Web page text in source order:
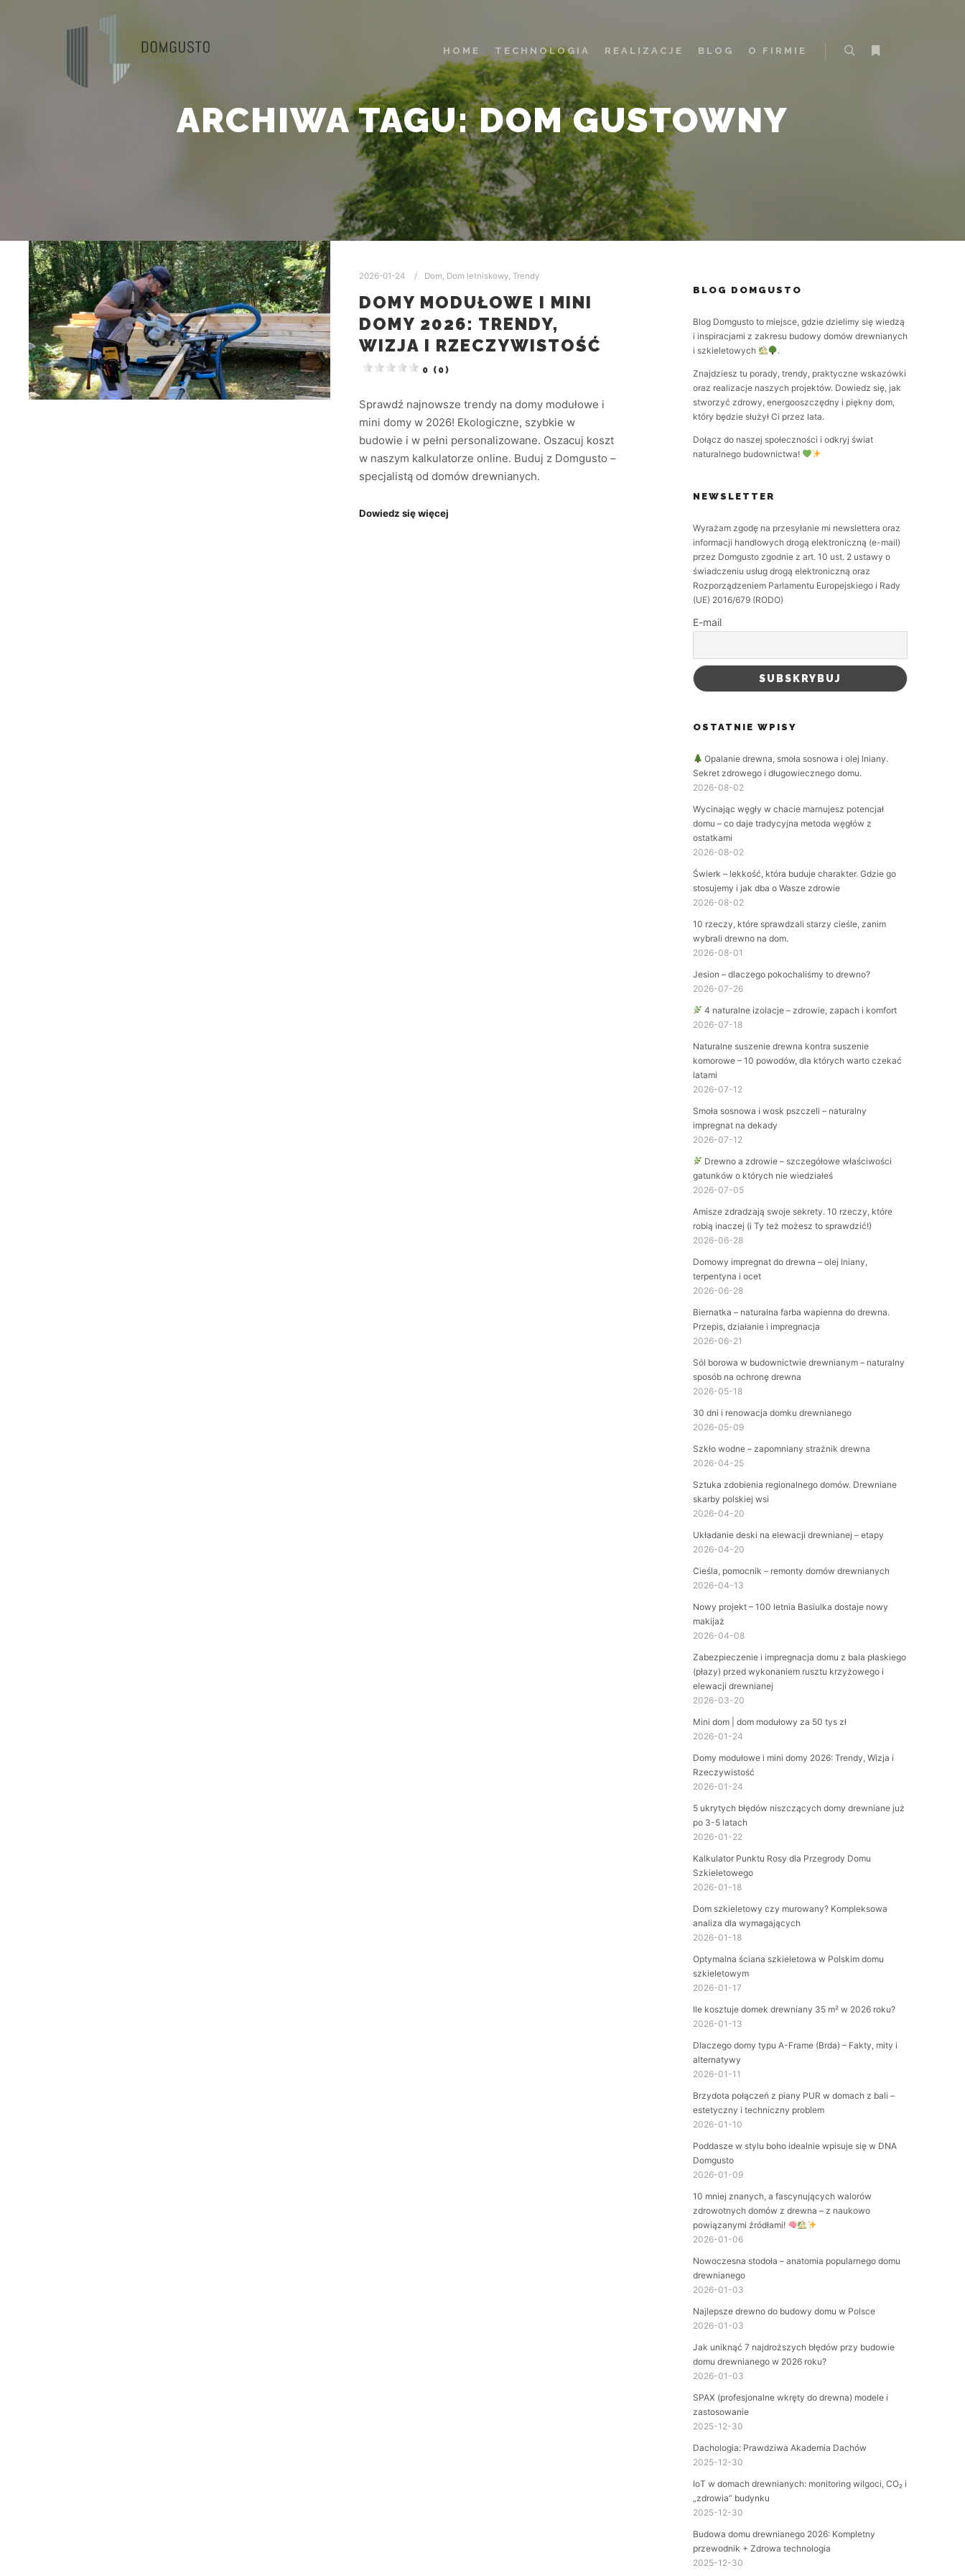
HOME TECHNOLOGIA REALIZACJE BLOG
O FIRMIE
ARCHIWA TAGU:DOM GUSTOWNY
2026-01-24 Dom, Dom letniskowy, Trendy
DOMY MODUŁOWE I MINI
DOMY 2026: TRENDY,
WIZJA I RZECZYWISTOŚĆ
0 (0)
Sprawdź najnowsze trendy na domy modułowe i
mini domy w 2026! Ekologiczne, szybkie w
budowie i w pełni personalizowane. Oszacuj koszt
w naszym kalkulatorze online. Buduj z Domgusto –
specjalistą od domów drewnianych.
Dowiedz się więcej
BLOG DOMGUSTO
Blog Domgusto to miejsce, gdzie dzielimy się wiedzą
i inspiracjami z zakresu budowy domów drewnianych
i szkieletowych
.
Znajdziesz tu porady, trendy, praktyczne wskazówki
oraz realizacje naszych projektów. Dowiedz się, jak
stworzyć zdrowy, energooszczędny i piękny dom,
który będzie służył Ci przez lata.
Dołącz do naszej społeczności i odkryj świat
naturalnego budownictwa!
NEWSLETTER
Wyrażam zgodę na przesyłanie mi newslettera oraz
informacji handlowych drogą elektroniczną (e-mail)
przez Domgusto zgodnie z art. 10 ust. 2 ustawy o
świadczeniu usług drogą elektroniczną oraz
Rozporządzeniem Parlamentu Europejskiego i Rady
(UE) 2016/679 (RODO)
E-mail
OSTATNIE WPISY
Opalanie drewna, smoła sosnowa i olej lniany.
Sekret zdrowego i długowiecznego domu.
2026-08-02
Wycinając węgły w chacie marnujesz potencjał
domu – co daje tradycyjna metoda węgłów z
ostatkami
2026-08-02
Świerk – lekkość, która buduje charakter. Gdzie go
stosujemy i jak dba o Wasze zdrowie
2026-08-02
10 rzeczy, które sprawdzali starzy cieśle, zanim
wybrali drewno na dom.
2026-08-01
Jesion – dlaczego pokochaliśmy to drewno?
2026-07-26
4 naturalne izolacje – zdrowie, zapach i komfort
2026-07-18
Naturalne suszenie drewna kontra suszenie
komorowe – 10 powodów, dla których warto czekać
latami
2026-07-12
Smoła sosnowa i wosk pszczeli – naturalny
impregnat na dekady
2026-07-12
Drewno a zdrowie – szczegółowe właściwości
gatunków o których nie wiedziałeś
2026-07-05
Amisze zdradzają swoje sekrety. 10 rzeczy, które
robią inaczej (i Ty też możesz to sprawdzić!)
2026-06-28
Domowy impregnat do drewna – olej lniany,
terpentyna i ocet
2026-06-28
Biernatka – naturalna farba wapienna do drewna.
Przepis, działanie i impregnacja
2026-06-21
Sól borowa w budownictwie drewnianym – naturalny
sposób na ochronę drewna
2026-05-18
30 dni i renowacja domku drewnianego
2026-05-09
Szkło wodne – zapomniany strażnik drewna
2026-04-25
Sztuka zdobienia regionalnego domów. Drewniane
skarby polskiej wsi
2026-04-20
Układanie deski na elewacji drewnianej – etapy
2026-04-20
Cieśla, pomocnik – remonty domów drewnianych
2026-04-13
Nowy projekt – 100 letnia Basiulka dostaje nowy
makijaż
2026-04-08
Zabezpieczenie i impregnacja domu z bala płaskiego
(płazy) przed wykonaniem rusztu krzyżowego i
elewacji drewnianej
2026-03-20
Mini dom | dom modułowy za 50 tys zł
2026-01-24
Domy modułowe i mini domy 2026: Trendy, Wizja i
Rzeczywistość
2026-01-24
5 ukrytych błędów niszczących domy drewniane już
po 3-5 latach
2026-01-22
Kalkulator Punktu Rosy dla Przegrody Domu
Szkieletowego
2026-01-18
Dom szkieletowy czy murowany? Kompleksowa
analiza dla wymagających
2026-01-18
Optymalna ściana szkieletowa w Polskim domu
szkieletowym
2026-01-17
Ile kosztuje domek drewniany 35 m² w 2026 roku?
2026-01-13
Dlaczego domy typu A-Frame (Brda) – Fakty, mity i
alternatywy
2026-01-11
Brzydota połączeń z piany PUR w domach z bali –
estetyczny i techniczny problem
2026-01-10
Poddasze w stylu boho idealnie wpisuje się w DNA
Domgusto
2026-01-09
10 mniej znanych, a fascynujących walorów
zdrowotnych domów z drewna – z naukowo
powiązanymi źródłami!
2026-01-06
Nowoczesna stodoła – anatomia popularnego domu
drewnianego
2026-01-03
Najlepsze drewno do budowy domu w Polsce
2026-01-03
Jak uniknąć 7 najdroższych błędów przy budowie
domu drewnianego w 2026 roku?
2026-01-03
SPAX (profesjonalne wkręty do drewna) modele i
zastosowanie
2025-12-30
Dachologia: Prawdziwa Akademia Dachów
2025-12-30
IoT w domach drewnianych: monitoring wilgoci, CO₂ i
„zdrowia” budynku
2025-12-30
Budowa domu drewnianego 2026: Kompletny
przewodnik + Zdrowa technologia
2025-12-30